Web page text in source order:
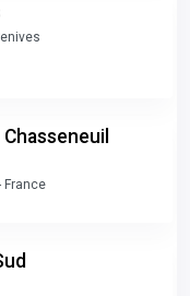
France